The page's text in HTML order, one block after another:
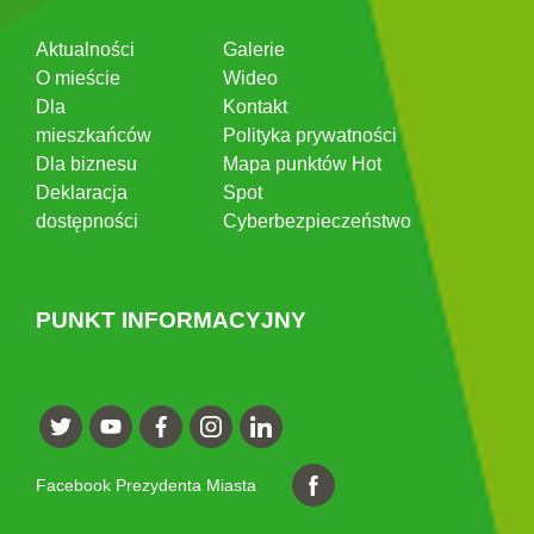
Aktualności
O mieście
Dla
mieszkańców
Dla biznesu
Deklaracja
dostępności
Galerie
Wideo
Kontakt
Polityka prywatności
Mapa punktów Hot
Spot
Cyberbezpieczeństwo
PUNKT INFORMACYJNY
Facebook Prezydenta Miasta